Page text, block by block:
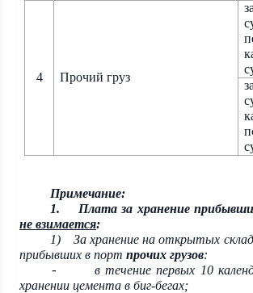
4 Прочий груз
Примечание:
1.
Плата за хранение
не взимается:
1)
За хранение на открытых
прибывших в порт прочих грузов:
-
в течение первых 10
хранении цемента в биг-бегах;